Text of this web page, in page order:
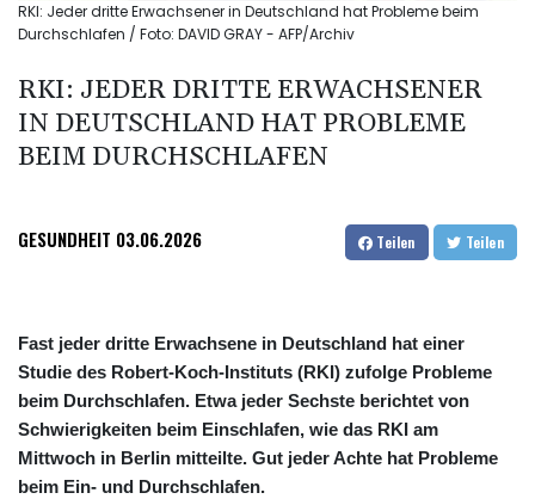
RKI: Jeder dritte Erwachsener in Deutschland hat Probleme beim
Durchschlafen / Foto: DAVID GRAY - AFP/Archiv
RKI: JEDER DRITTE ERWACHSENER
IN DEUTSCHLAND HAT PROBLEME
BEIM DURCHSCHLAFEN
GESUNDHEIT 03.06.2026 Teilen Teilen
Fast jeder dritte Erwachsene in Deutschland hat einer
Studie des Robert-Koch-Instituts (RKI) zufolge Probleme
beim Durchschlafen. Etwa jeder Sechste berichtet von
Schwierigkeiten beim Einschlafen, wie das RKI am
Mittwoch in Berlin mitteilte. Gut jeder Achte hat Probleme
beim Ein- und Durchschlafen.